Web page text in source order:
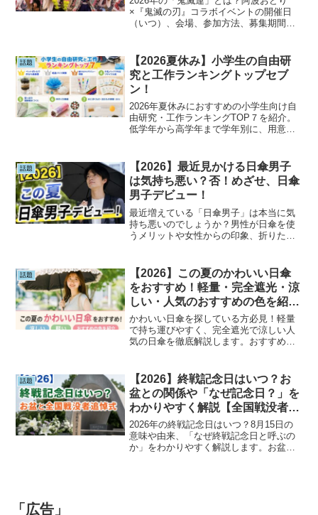
×『鬼滅の刃』コラボイベントの開催日
（いつ）、会場、参加方法、募集期間、
ン必見の2026年夏イベントの見どころを
まとめました。
話題
【2026夏休み】小学生の自由研
究と工作ランキングトップセブ
ン！
2026年夏休みにおすすめの小学生向け自
由研究・工作ランキングTOP７を紹介。
低学年から高学年まで学年別に、用意す
されやすいテーマ選びや自由研究を成功
させるコツも掲載しています。
話題
【2026】最近見かける日傘男子
は気持ち悪い？否！めざせ、日傘
男子デビュー！
最近増えている「日傘男子」は本当に気
持ち悪いのでしょうか？男性が日傘を使
うメリットや女性からの印象、折りたた
日傘5選も紹介し、この夏の日傘男子デビ
ューを応援します。
話題
【2026】この夏のかわいい日傘
をおすすめ！軽量・完全遮光・涼
しい・人気のおすすめの色を紹
介！
かわいい日傘を探している方必見！軽量
で持ち運びやすく、完全遮光で涼しい人
気の日傘を徹底解説します。おすすめの
る、おしゃれで機能的な日傘選びの参考
にしてください。
話題
【2026】終戦記念日はいつ？お
盆との関係や「なぜ記念日？」を
わかりやすく解説【全国戦没者追
悼式】
2026年の終戦記念日はいつ？8月15日の
意味や由来、「なぜ終戦記念日と呼ぶの
か」をわかりやすく解説します。お盆と
「広告」